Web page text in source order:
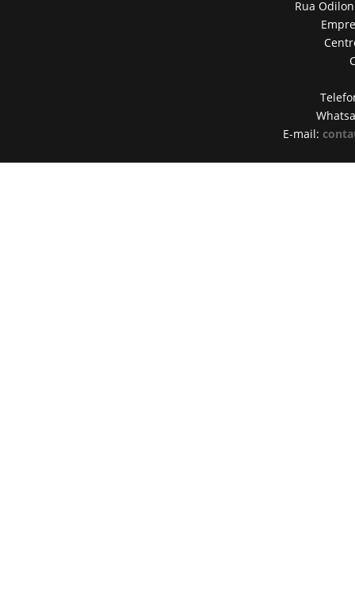
Rua
E-mail: